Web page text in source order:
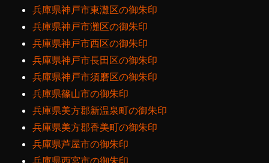
兵庫県神戸市東灘区の御朱印
兵庫県神戸市灘区の御朱印
兵庫県神戸市西区の御朱印
兵庫県神戸市長田区の御朱印
兵庫県神戸市須磨区の御朱印
兵庫県篠山市の御朱印
兵庫県美方郡新温泉町の御朱印
兵庫県美方郡香美町の御朱印
兵庫県芦屋市の御朱印